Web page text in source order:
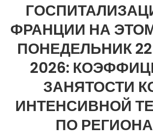
ФРАНЦИИ НА
ПОНЕДЕЛЬНИК
2026:
ЗАНЯТОСТИ
ИНТЕНСИВНОЙ
ПО